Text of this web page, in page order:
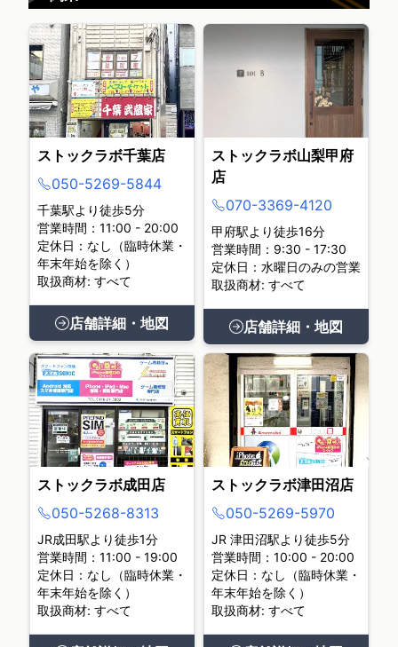
ストックラボ千葉店
050-5269-5844
千葉駅より徒歩5分
営業時間：11:00 - 20:00
定休日：なし（臨時休業・
年末年始を除く）
取扱商材: すべて
店舗詳細・地図
ストックラボ山梨甲府
店
070-3369-4120
甲府駅より徒歩16分
営業時間：9:30 - 17:30
定休日：水曜日のみの営業
取扱商材: すべて
店舗詳細・地図
ストックラボ成田店
050-5268-8313
JR成田駅より徒歩1分
営業時間：11:00 - 19:00
定休日：なし（臨時休業・
年末年始を除く）
取扱商材: すべて
ストックラボ津田沼店
050-5269-5970
JR 津田沼駅より徒歩5分
営業時間：10:00 - 20:00
定休日：なし（臨時休業・
年末年始を除く）
取扱商材: すべて